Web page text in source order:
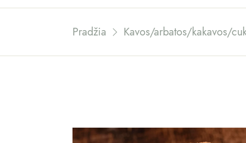
Pradžia Kavos/arbatos/kakavos/